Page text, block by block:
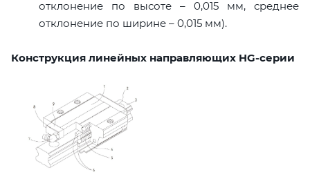
отклонение по высоте – 0,015 мм, среднее
отклонение по ширине – 0,015 мм).
Конструкция линейных направляющих HG-серии